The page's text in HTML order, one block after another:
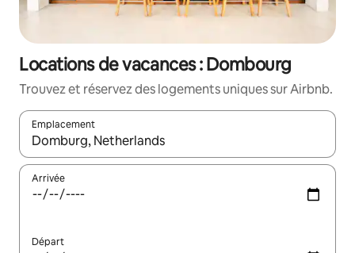
Locations de vacances : Dombourg
Trouvez et réservez des logements uniques sur Airbnb.
Emplacement
Quand les résultats sont affichés, parcourez-les en utilisant
Arrivée
Départ